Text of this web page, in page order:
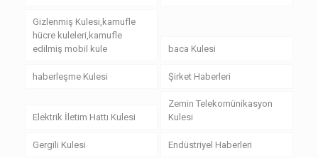
Gizlenmiş Kulesi,kamufle
hücre kuleleri,kamufle
edilmiş mobil kule
baca Kulesi
haberleşme Kulesi Şirket Haberleri
Elektrik İletim Hattı Kulesi
Zemin Telekomünikasyon
Kulesi
Gergili Kulesi Endüstriyel Haberleri